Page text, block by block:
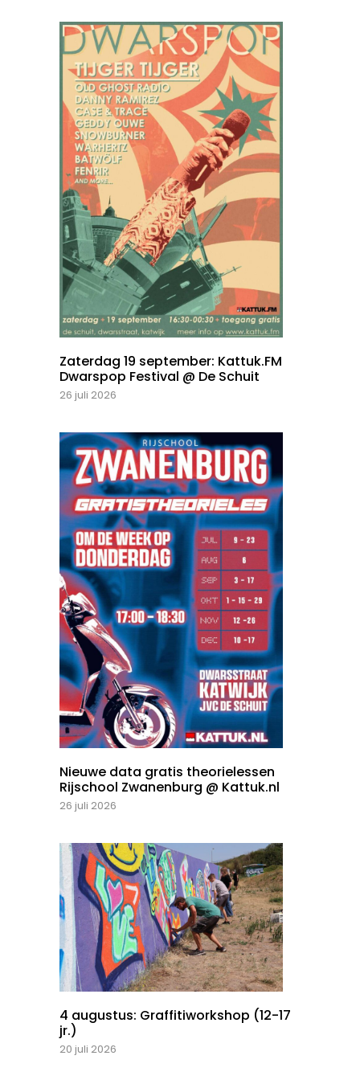
Zaterdag 19 september: Kattuk.FM
Dwarspop Festival @ De Schuit
26 juli 2026
Nieuwe data gratis theorielessen
Rijschool Zwanenburg @ Kattuk.nl
26 juli 2026
4 augustus: Graffitiworkshop (12-17
jr.)
20 juli 2026